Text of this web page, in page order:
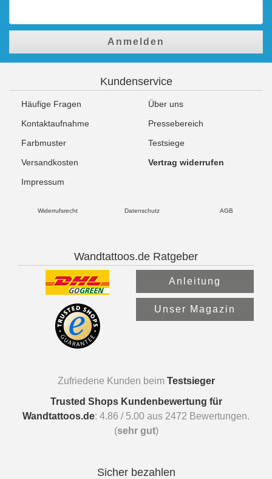
Anmelden
Kundenservice
Häufige Fragen
Über uns
Kontaktaufnahme
Pressebereich
Farbmuster
Testsiege
Versandkosten
Vertrag widerrufen
Impressum
Widerrufsrecht Datenschutz AGB
Wandtattoos.de Ratgeber
Anleitung
Unser Magazin
Zufriedene Kunden beim Testsieger
Trusted Shops Kundenbewertung für
Wandtattoos.de: 4.86 / 5.00 aus 2472 Bewertungen.
(sehr gut)
Sicher bezahlen